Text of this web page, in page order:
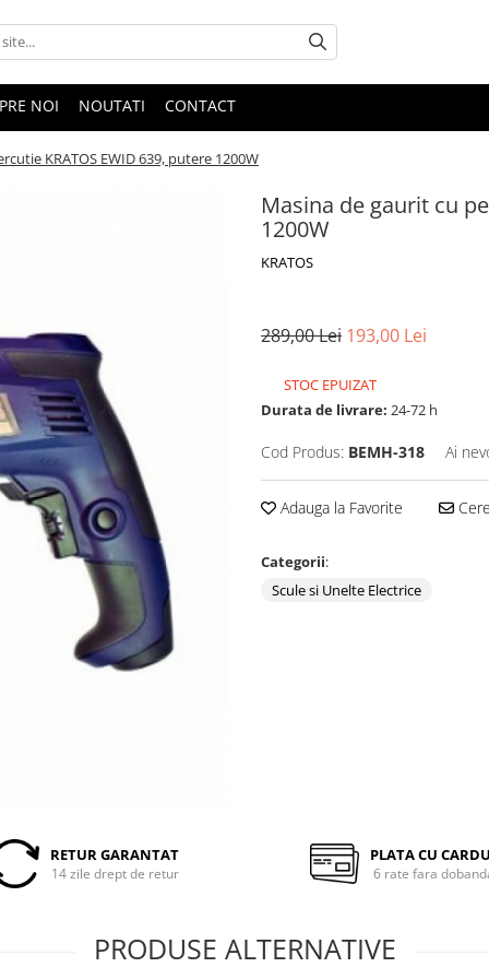
NOI NOUTATI CONTACT
KRATOS EWID 639, putere 1200W
Masina de gaurit cu
1200W
KRATOS
289,00 Lei 193,00 Lei
STOC EPUIZAT
Durata de livrare: 24-72 h
Cod Produs: BEMH-318 Ai
Adauga la Favorite
Categorii:
Scule si Unelte Electrice
RETUR GARANTAT
14 zile drept de retur
PLATA CU
6 rate fara
PRODUSE ALTERNATIVE